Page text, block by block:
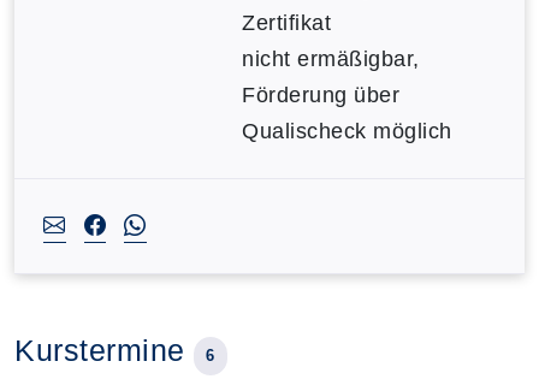
Zertifikat
nicht ermäßigbar,
Förderung über
Qualischeck möglich
Kurstermine 6